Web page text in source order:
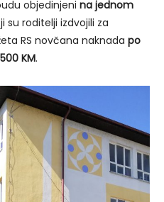
objedinjeni na jednom
su roditelji izdvojili za
RS novčana naknada po
KM.